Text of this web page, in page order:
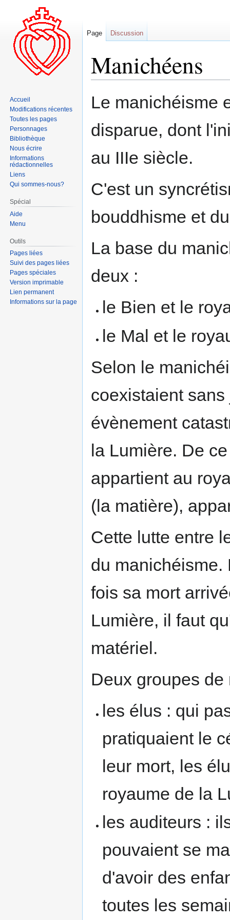
Manichéens
à
navigation
à
recherche
Le manichéisme
disparue, dont
au IIIe siècle.
C'est un
bouddhisme et
La base du
deux :
le Bien et le
le Mal et le
Selon le
coexistaient
évènement
la Lumière. De
appartient au
(la matière),
Cette lutte entre
du manichéisme.
fois sa mort
Lumière, il faut
matériel.
Deux groupes
les élus : qui
pratiquaient le
leur mort, les
royaume de la
les auditeurs :
pouvaient se
d'avoir des
toutes les
Page Discussion
Accueil
Modifications récentes
Toutes les pages
Personnages
Bibliothèque
Nous écrire
Informations
rédactionnelles
Liens
Qui sommes-nous?
Spécial
Aide
Menu
Outils
Pages liées
Suivi des pages liées
Pages spéciales
Version imprimable
Lien permanent
Informations sur la page